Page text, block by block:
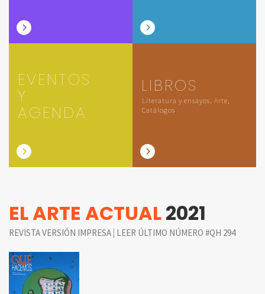
EVENTOS
Y
AGENDA
LIBROS
Literatura y ensayos, Arte,
Catálogos
EL ARTE ACTUAL2021
REVISTA VERSIÓN IMPRESA | LEER ÚLTIMO NÚMERO #QH 294